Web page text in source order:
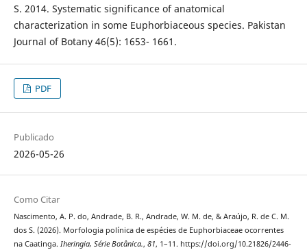
S. 2014. Systematic significance of anatomical
characterization in some Euphorbiaceous species. Pakistan
Journal of Botany 46(5): 1653- 1661.
PDF
Publicado
2026-05-26
Como Citar
Nascimento, A. P. do, Andrade, B. R., Andrade, W. M. de, & Araújo, R. de C. M.
dos S. (2026). Morfologia polínica de espécies de Euphorbiaceae ocorrentes
na Caatinga. Iheringia, Série Botânica., 81, 1–11. https://doi.org/10.21826/2446-